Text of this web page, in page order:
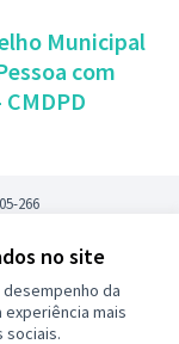
no site
da
mais
sociais.
Municipal
com
266